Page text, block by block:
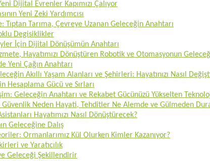
Dijital Evrenler Kapımızı Çalıyor
Yeni Zeki Yardımcısı
Tarıma, Çevreye Uzanan Geleceğin Anahtarı
Degisiklikler
İçin Dijital Dönüşümün Anahtarı
Hayatımızı Dönüştüren Robotik ve Otomasyonun
Yeni Çağın Anahtarı
Akıllı Yaşam Alanları ve Şehirleri: Hayatınızı Nasıl
Hesaplama Gücü ve Sırları
Geleceğin Anahtarı ve Rekabet Gücünüzü Yükselten
Güvenlik Neden Hayati, Tehditler Ne Alemde ve Gülmeden
Hayatımızı Nasıl Dönüştürecek?
Geleceğine Dalış
Ormanlarımız Kül Olurken Kimler Kazanıyor?
ve Yaratıcılık
Geleceği Şekillendirir